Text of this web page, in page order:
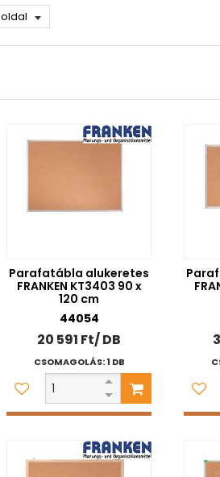
Parafatábla alukeretes
FRANKEN KT3403 90 x
120 cm
44054
20 591 Ft/ DB
CSOMAGOLÁS: 1 DB